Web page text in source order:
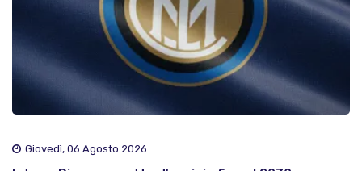
Giovedì, 06 Agosto 2026